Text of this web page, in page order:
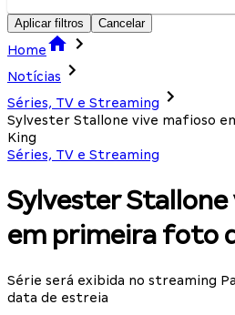
Aplicar filtros Cancelar
Home
Notícias
Séries, TV e Streaming
Sylvester Stallone vive mafioso
King
Séries, TV e Streaming
Sylvester
em primeira foto
Série será exibida no streaming
data de estreia